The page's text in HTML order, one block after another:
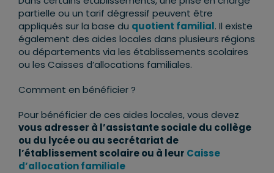
partielle ou un tarif dégressif peuvent être
appliqués sur la base du quotient familial. Il existe
également des aides locales dans plusieurs régions
ou départements via les établissements scolaires
ou les Caisses d’allocations familiales.
Comment en bénéficier ?
Pour bénéficier de ces aides locales, vous devez
vous adresser à l’assistante sociale du collège
ou du lycée ou au secrétariat de
l’établissement scolaire ou à leur Caisse
d’allocation familiale